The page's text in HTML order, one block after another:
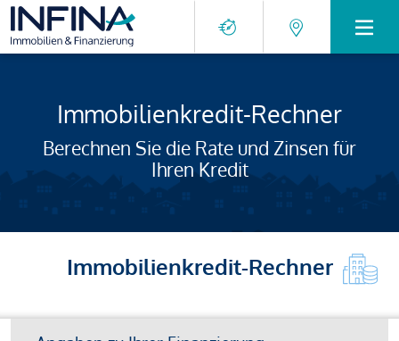
Immobilienkredit-Rechner
Berechnen Sie die Rate und Zinsen für
Ihren Kredit
Immobilienkredit-Rechner